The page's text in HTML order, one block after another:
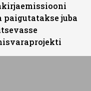
paigutatakse juba